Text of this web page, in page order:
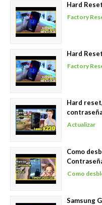
Hard
Factory
Hard
Factory
Hard
Actualizar
Como
Como
Samsung